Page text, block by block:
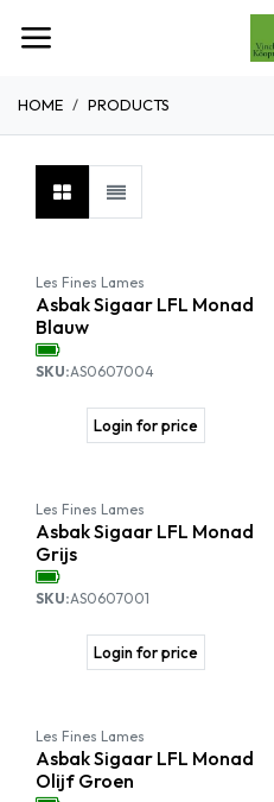
HOME PRODUCTS
Les Fines Lames
Asbak Sigaar LFL Monad
Blauw
SKU:AS0607004
Login for price
Les Fines Lames
Asbak Sigaar LFL Monad
Grijs
SKU:AS0607001
Login for price
Les Fines Lames
Asbak Sigaar LFL Monad
Olijf Groen